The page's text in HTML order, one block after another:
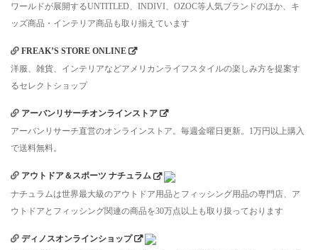
ワールドが展開するUNTITLED、INDIVI、OZOC等人気ブランドのほか、キ
ッズ商品・インテリア商品も取り揃えています
FREAK’S STORE ONLINE
洋服、雑貨、インテリアなどアメリカンライフスタイルの楽しみ方を提案す
るセレクトショップ
アーバンリサーチオンラインストア
アーバンリサーチ直営のオンラインストア。毎週金曜日更新。1万円以上購入
で送料無料。
アウトドア＆スポーツ ナチュラム
ナチュラムは世界最大級のアウトドア用品とフィッシング用品の専門店、ア
ウトドアとフィッシング関連の商品を30万点以上も取り扱っております
ディノスオンラインショップ